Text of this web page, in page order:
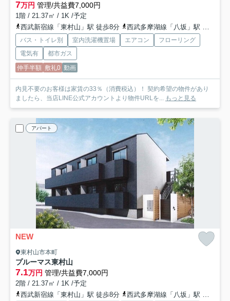
7万円 管理/共益費7,000円
1階 / 21.37㎡ / 1K /予定
西武新宿線「東村山」駅 徒歩8分
西武多摩湖線「八坂」駅 徒歩25分
バス・トイレ別 室内洗濯機置場 エアコン
フローリング
電気有
都市ガス
仲手半額 敷礼0 動画
内見不要のお客様は家賃の33％（消費税込）！ 契約希望の物件があり
ましたら、当店LINE公式アカウントより物件URLを... もっと見る
アパート
NEW
東村山市本町
プルーマス東村山
7.1万円 管理/共益費7,000円
2階 / 21.37㎡ / 1K /予定
西武新宿線「東村山」駅 徒歩8分
西武多摩湖線「八坂」駅 徒歩25分